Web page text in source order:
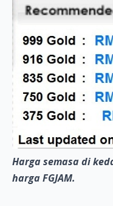
Harga semasa di
harga FGJAM.